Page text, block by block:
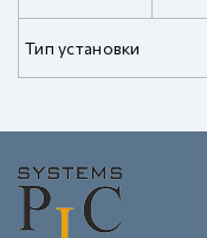
Тип установки